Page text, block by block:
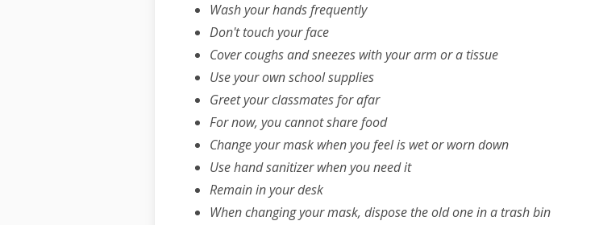
Wash your hands frequently
Don't touch your face
Cover coughs and sneezes with your arm or a tissue
Use your own school supplies
Greet your classmates for afar
For now, you cannot share food
Change your mask when you feel is wet or worn down
Use hand sanitizer when you need it
Remain in your desk
When changing your mask, dispose the old one in a trash bin